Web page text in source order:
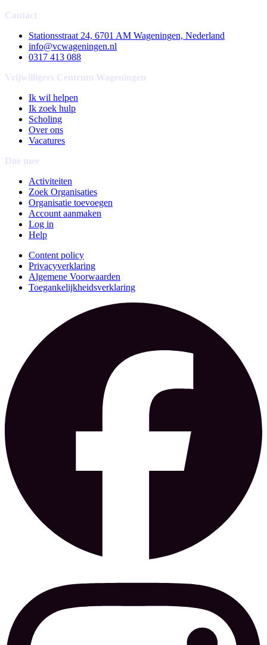
Contact
Stationsstraat 24, 6701 AM Wageningen, Nederland
info@vcwageningen.nl
0317 413 088
Vrijwilligers Centrum Wageningen
Ik wil helpen
Ik zoek hulp
Scholing
Over ons
Vacatures
Doe mee
Activiteiten
Zoek Organisaties
Organisatie toevoegen
Account aanmaken
Log in
Help
Content policy
Privacyverklaring
Algemene Voorwaarden
Toegankelijkheidsverklaring